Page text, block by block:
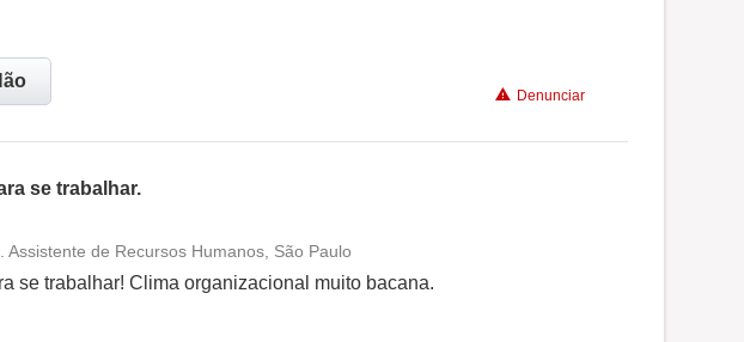
Denunciar
se trabalhar.
Conciliação com a vida familiar
Assistente de Recursos Humanos, São Paulo
se trabalhar! Clima organizacional muito bacana.